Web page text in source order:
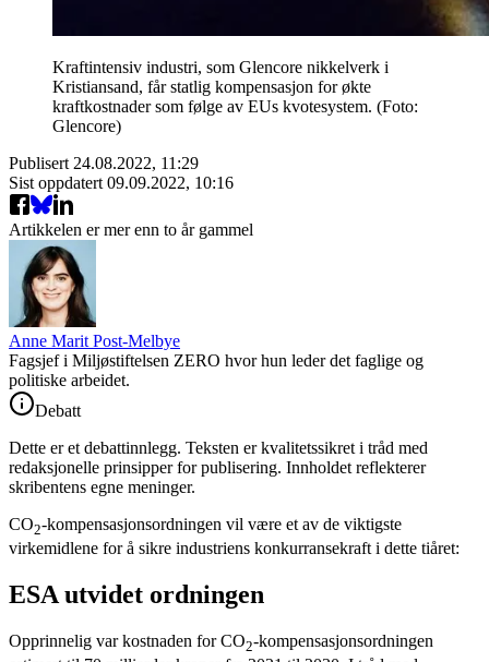
Kraftintensiv industri, som Glencore nikkelverk i
Kristiansand, får statlig kompensasjon for økte
kraftkostnader som følge av EUs kvotesystem. (Foto:
Glencore)
Publisert 24.08.2022, 11:29
Sist oppdatert 09.09.2022, 10:16
Artikkelen er mer enn to år gammel
Anne Marit Post-Melbye
Fagsjef i Miljøstiftelsen ZERO hvor hun leder det faglige og
politiske arbeidet.
Debatt
Dette er et debattinnlegg. Teksten er kvalitetssikret i tråd med
redaksjonelle prinsipper for publisering. Innholdet reflekterer
skribentens egne meninger.
CO2-kompensasjonsordningen vil være et av de viktigste
virkemidlene for å sikre industriens konkurransekraft i dette tiåret:
ESA utvidet ordningen
Opprinnelig var kostnaden for CO2-kompensasjonsordningen